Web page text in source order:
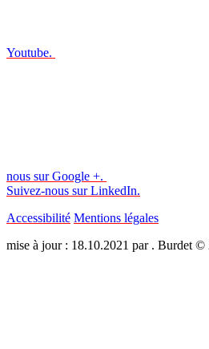
Youtube.
nous sur Google +.
Suivez-nous sur LinkedIn.
Accessibilité Mentions légales
mise à jour : 18.10.2021 par . Burdet